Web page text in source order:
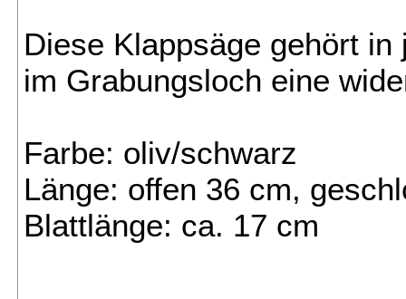
Diese Klappsäge gehört
im Grabungsloch eine
Farbe: oliv/schwarz
Länge: offen 36 cm,
Blattlänge: ca. 17 cm